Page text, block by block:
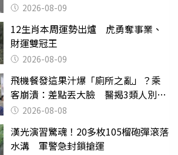
2026-08-09
12生肖本周運勢出爐 虎勇奪事業、
財運雙冠王
2026-08-09
飛機餐發這果汁爆「廁所之亂」？乘
客崩潰：差點丟大臉 醫揭3類人別亂
喝 2026-08-08
漢光演習驚魂！20多枚105榴砲彈滾落
水溝 軍警急封鎖搶運